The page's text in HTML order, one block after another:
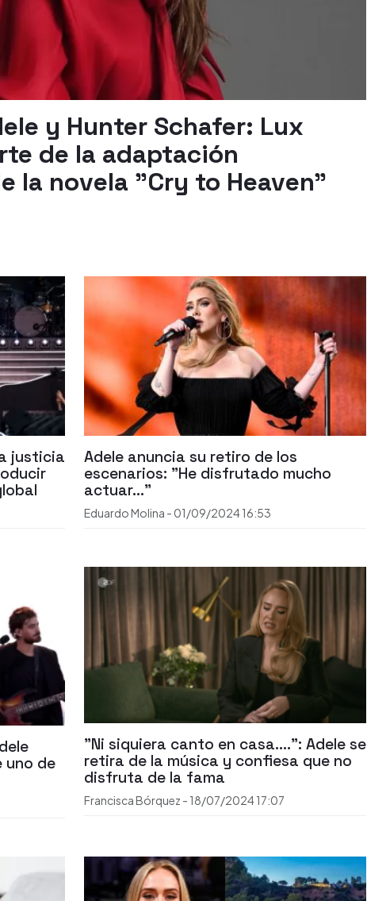
y Hunter Schafer: Lux
de la adaptación
la novela "Cry to Heaven"
justicia
Adele anuncia su retiro de los
escenarios: "He disfrutado mucho
actuar..."
Eduardo Molina - 01/09/202416:53
uno de
"Ni siquiera canto en casa....": Adele se
retira de la música y confiesa que no
disfruta de la fama
Francisca Bórquez - 18/07/202417:07